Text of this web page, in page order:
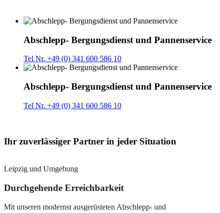
Abschlepp- Bergungsdienst und Pannenservice
Tel Nr. +49 (0) 341 600 586 10
Abschlepp- Bergungsdienst und Pannenservice
Tel Nr. +49 (0) 341 600 586 10
Ihr zuverlässiger Partner in jeder Situation
Leipzig und Umgebung
Durchgehende Erreichbarkeit
Mit unseren modernst ausgerüsteten Abschlepp- und